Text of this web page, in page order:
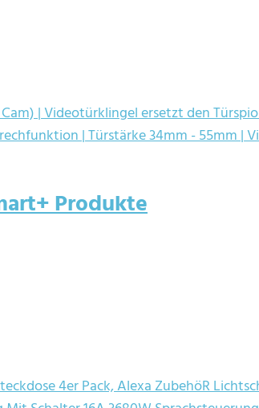
| Videotürklingel ersetzt den
| Türstärke 34mm - 55mm |
Produkte
4er Pack, Alexa ZubehöR